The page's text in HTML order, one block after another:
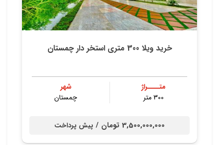
خرید ویلا 300 متری استخر دار چمستان
متــــراژ
300 متر
شهر
چمستان
3,500,000,000 تومان / پیش پرداخت